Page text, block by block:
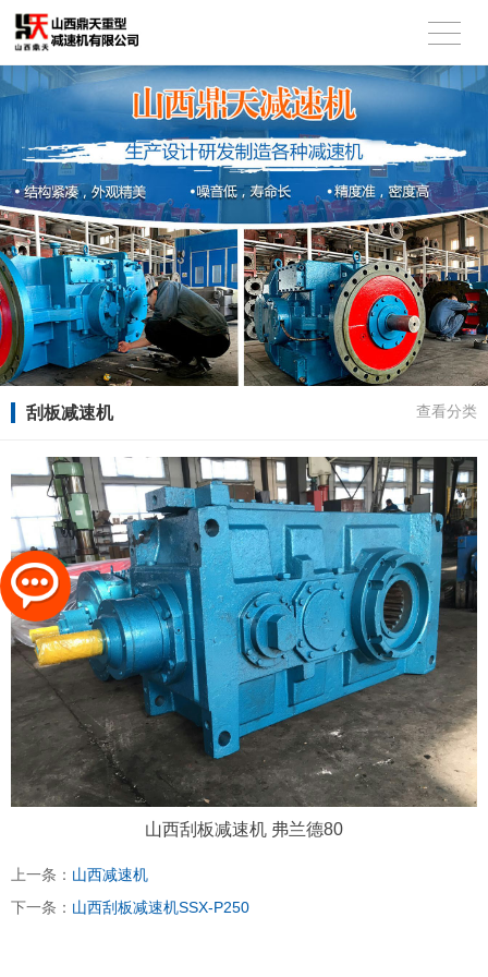
刮板减速机 查看分类
山西刮板减速机 弗兰德80
上一条： 山西减速机
下一条： 山西刮板减速机SSX-P250